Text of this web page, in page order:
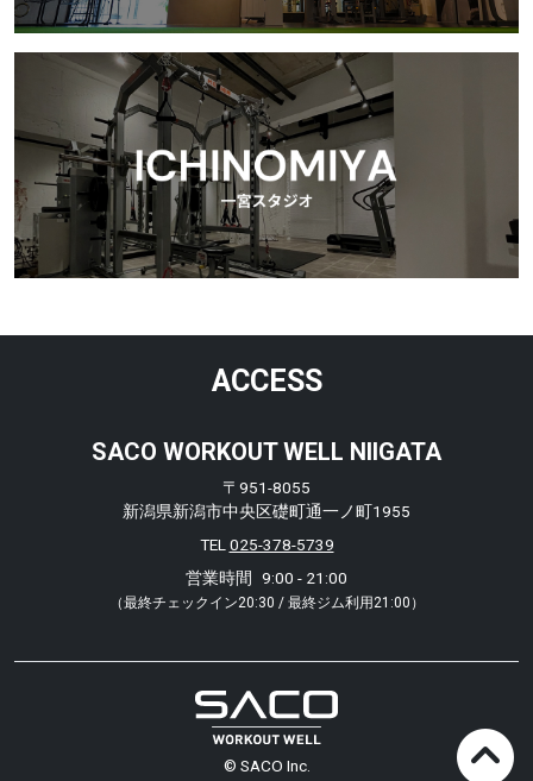
ACCESS
SACO WORKOUT WELL NIIGATA
〒951-8055
新潟県新潟市中央区礎町通一ノ町1955
TEL025-378-5739
営業時間
9:00 - 21:00
（最終チェックイン20:30 / 最終ジム利用21:00）
© SACO Inc.